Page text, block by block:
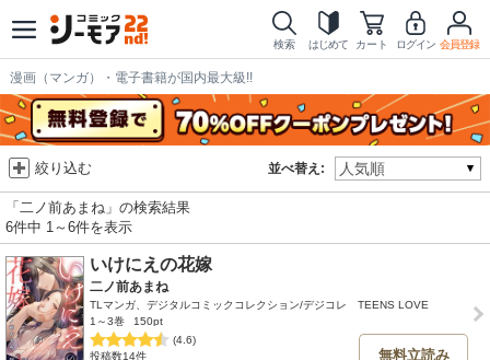
検索 はじめて カート ログイン 会員登録
漫画（マンガ）・電子書籍が国内最大級!!
並べ替え:
絞り込む
「二ノ前あまね」の検索結果
6件中 1～6件を表示
いけにえの花嫁
二ノ前あまね
TLマンガ、デジタルコミックコレクション/デジコレ TEENS LOVE
1～3巻
150pt
(4.6)
投稿数14件
無料立読み